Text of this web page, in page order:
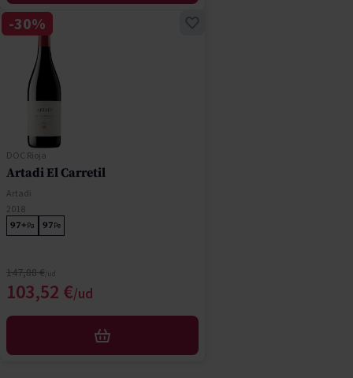
DOC Rioja
Artadi El Carretil
Artadi
2018
97+Pa 97Pe
Precio especial
103,52 €
Precio normal
147,88 €
-30%
AÑADIR